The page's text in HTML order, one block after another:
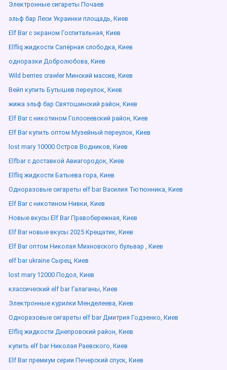
Электронные сигареты Почаев
эльф бар Леси Украинки площадь, Киев
Elf Bar с экраном Госпитальная, Киев
Elfliq жидкости Сапёрная слободка, Киев
одноразки Добролюбова, Киев
Wild berries crawler Минский массив, Киев
Вейп купить Бутышев переулок, Киев
жижа эльф бар Святошинский район, Киев
Elf Bar с никотином Голосеевский район, Киев
Elf Bar купить оптом Музейный переулок, Киев
lost mary 10000 Остров Водников, Киев
Elfbar с доставкой Авиагородок, Киев
Elfliq жидкости Батыева гора, Киев
Одноразовые сигареты elf bar Василия Тютюнника, Киев
Elf Bar с никотином Нивки, Киев
Новые вкусы Elf Bar Правобережная, Киев
Elf Bar новые вкусы 2025 Крещатик, Киев
Elf Bar оптом Николая Михновского бульвар , Киев
elf bar ukraine Сырец, Киев
lost mary 12000 Подол, Киев
классический elf bar Галаганы, Киев
Электронные курилки Менделеева, Киев
Одноразовые сигареты elf bar Дмитрия Годзенко, Киев
Elfliq жидкости Днепровский район, Киев
купить elf bar Николая Раевского, Киев
Elf Bar премиум серии Печерский спуск, Киев